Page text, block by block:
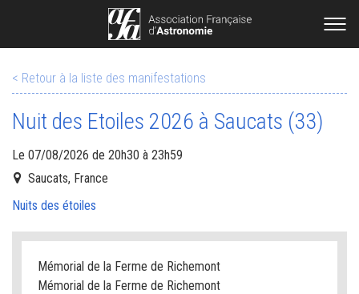
< Retour à la liste des manifestations
Nuit des Etoiles 2026 à Saucats (33)
Le 07/08/2026 de 20h30 à 23h59
Saucats, France
Nuits des étoiles
Mémorial de la Ferme de Richemont
Mémorial de la Ferme de Richemont